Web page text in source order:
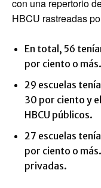
con una repertorio
HBCU rastreadas
En total, 56
por ciento o más.
29 escuelas
30 por ciento y
HBCU públicos.
27 escuelas
por ciento o
privadas.